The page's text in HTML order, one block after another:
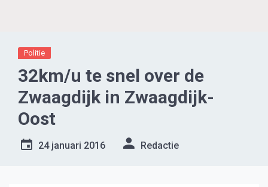
Politie
32km/u te snel over de
Zwaagdijk in Zwaagdijk-
Oost
24 januari 2016 Redactie